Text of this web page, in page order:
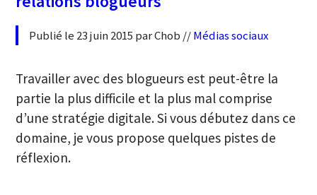
Publié le 23 juin 2015 par Chob //Médias sociaux
Travailler avec des blogueurs est peut-être la
partie la plus difficile et la plus mal comprise
d’une stratégie digitale. Si vous débutez dans ce
domaine, je vous propose quelques pistes de
réflexion.